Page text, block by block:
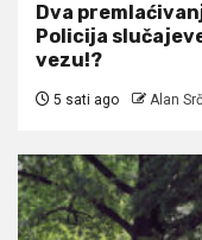
Dva
Policija
vezu!?
5 sati ago Alan